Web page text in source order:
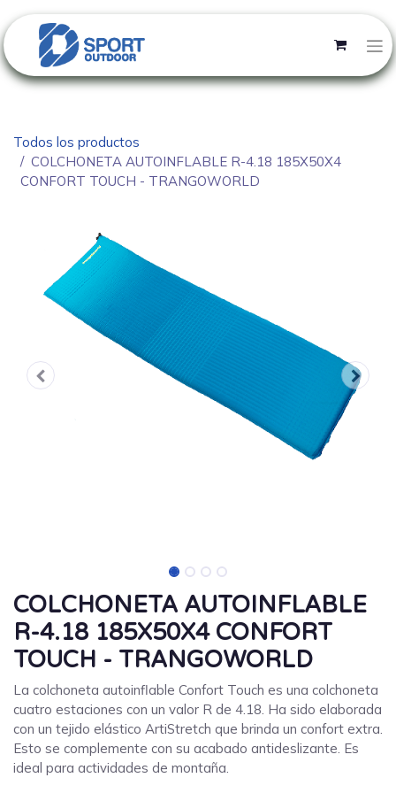
Todos los productos
COLCHONETA AUTOINFLABLE R-4.18 185X50X4
CONFORT TOUCH - TRANGOWORLD
COLCHONETA AUTOINFLABLE
R-4.18 185X50X4 CONFORT
TOUCH - TRANGOWORLD
La colchoneta autoinflable Confort Touch es una colchoneta
cuatro estaciones con un valor R de 4.18. Ha sido elaborada
con un tejido elástico ArtiStretch que brinda un confort extra.
Esto se complemente con su acabado antideslizante. Es
ideal para actividades de montaña.